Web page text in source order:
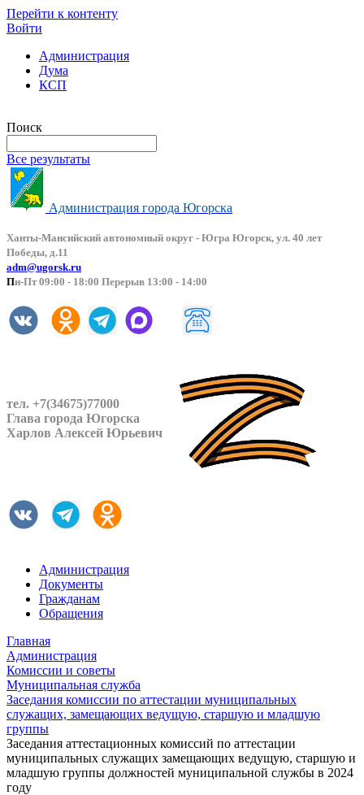
Перейти к контенту
Войти
Администрация
Дума
КСП
Поиск
Все результаты
Администрация города Югорска
Ханты-Мансийский автономный округ - Югра Югорск, ул. 40 лет
Победы, д.11
adm@ugorsk.ru
Пн-Пт 09:00 - 18:00 Перерыв 13:00 - 14:00
тел. +7(34675)77000
Глава города Югорска
Харлов Алексей Юрьевич
Администрация
Документы
Гражданам
Обращения
Главная
Администрация
Комиссии и советы
Муниципальная служба
Заседания комиссии по аттестации муниципальных
служащих, замещающих ведущую, старшую и младшую
группы
Заседания аттестационных комиссий по аттестации
муниципальных служащих замещающих ведущую, старшую и
младшую группы должностей муниципальной службы в 2024
году